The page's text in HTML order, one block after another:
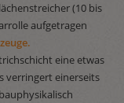
(10 bis
aufgetragen
eine etwas
verringert einerseits